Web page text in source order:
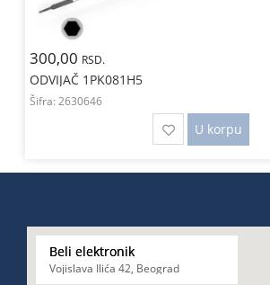
300,00 RSD.
ODVIJAČ 1PK081H5
Šifra: 2630646
U korpu
Beli elektronik
Vojislava Ilića 42, Beograd